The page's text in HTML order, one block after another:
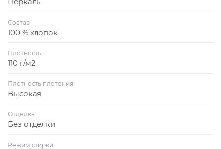
Состав
100 % хлопок
Плотность
110 г/м2
Плотность плетения
Высокая
Отделка
Без отделки
Режим стирки